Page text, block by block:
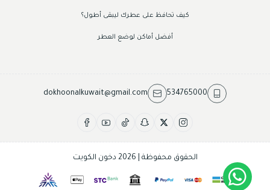
كيف تحافظ على عطرك ليبقى أطول؟
أفضل أماكن لوضع العطر
534765000
dokhoonalkuwait@gmail.com
الحقوق محفوظة | 2026 دخون الكويت